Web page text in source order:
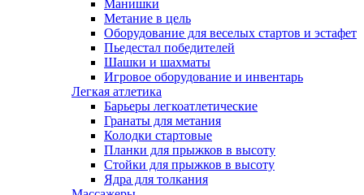
Манишки
Метание в цель
Оборудование для веселых стартов и эстафет
Пьедестал победителей
Шашки и шахматы
Игровое оборудование и инвентарь
Легкая атлетика
Барьеры легкоатлетические
Гранаты для метания
Колодки стартовые
Планки для прыжков в высоту
Стойки для прыжков в высоту
Ядра для толкания